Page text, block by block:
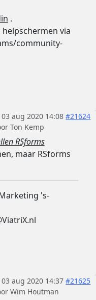
.
via
community-
03 aug 2020 14:08 #21624
Ton Kemp
RSforms
maar RSforms
's-
03 aug 2020 14:37 #21625
Wim Houtman